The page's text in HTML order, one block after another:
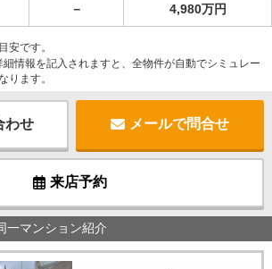
－ 4,980万円
安です。
細情報を記入されますと、全物件が自動でシミュレー
ります。
わせ メールで問合せ
来店予約
一マンション紹介